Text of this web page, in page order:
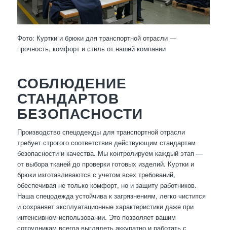
Фото: Куртки и брюки для транспортной отрасли —
прочность, комфорт и стиль от нашей компании
СОБЛЮДЕНИЕ
СТАНДАРТОВ
БЕЗОПАСНОСТИ
Производство спецодежды для транспортной отрасли
требует строгого соответствия действующим стандартам
безопасности и качества. Мы контролируем каждый этап —
от выбора тканей до проверки готовых изделий. Куртки и
брюки изготавливаются с учетом всех требований,
обеспечивая не только комфорт, но и защиту работников.
Наша спецодежда устойчива к загрязнениям, легко чистится
и сохраняет эксплуатационные характеристики даже при
интенсивном использовании. Это позволяет вашим
сотрудникам всегда выглядеть аккуратно и работать с